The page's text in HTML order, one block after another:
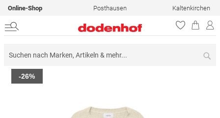
Online-Shop Posthausen Kaltenkirchen
Zum
Ende
-26%